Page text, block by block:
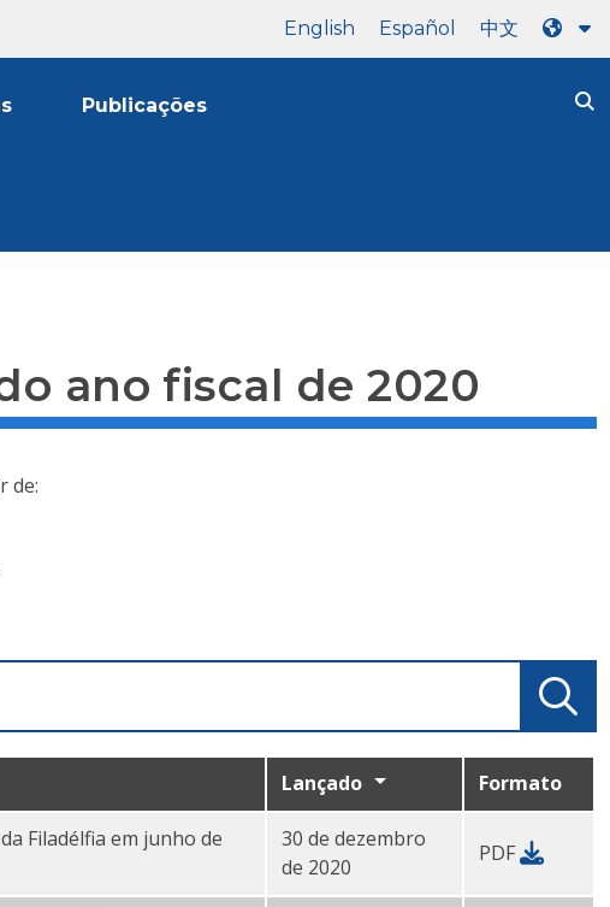
English Español 中文
Publicações
ano fiscal de 2020
de:
Lançado Formato
Filadélfia em junho de
30 de dezembro
de 2020
PDF